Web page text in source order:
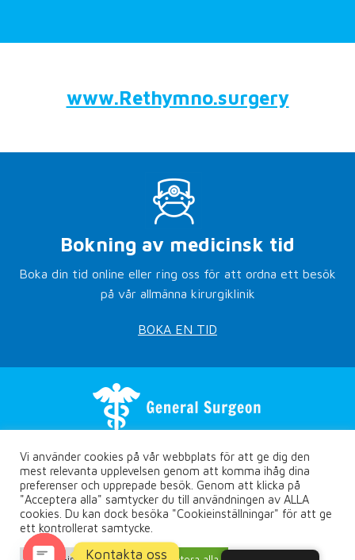
www.Rethymno.surgery
Bokning av medicinsk tid
Boka din tid online eller ring oss för att ordna ett besök
på vår allmänna kirurgiklinik
BOKA EN TID
Copyright © Rethymno.surgery
Integritetspolicy
Designad avMarketing365.com
Vi använder cookies på vår webbplats för att ge dig den
mest relevanta upplevelsen genom att komma ihåg dina
preferenser och upprepade besök. Genom att klicka på
"Acceptera alla" samtycker du till användningen av ALLA
cookies. Du kan dock besöka "Cookieinställningar" för att ge
ett kontrollerat samtycke.
Kontakta oss